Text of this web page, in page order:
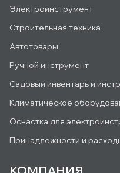
Электроинструмент
Строительная техника
Автотовары
Ручной инструмент
Садовый инвентарь и
Климатическое
Оснастка для
Принадлежности и